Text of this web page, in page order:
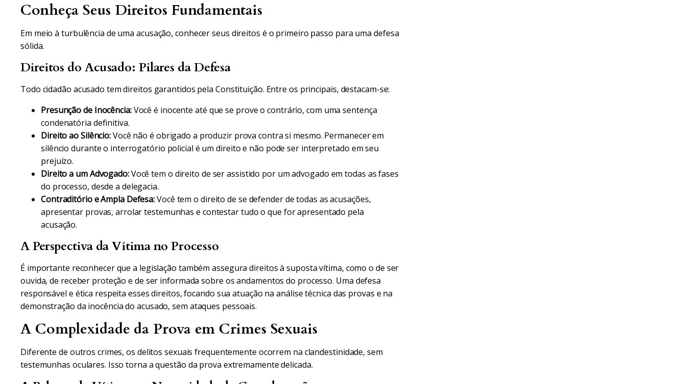
Conheça Seus Direitos Fundamentais
Em meio à turbulência de uma acusação, conhecer seus direitos é o primeiro passo para uma defesa
sólida.
Direitos do Acusado: Pilares da Defesa
Todo cidadão acusado tem direitos garantidos pela Constituição. Entre os principais, destacam-se:
Presunção de Inocência:Você é inocente até que se prove o contrário, com uma sentença
condenatória definitiva.
Direito ao Silêncio:Você não é obrigado a produzir prova contra si mesmo. Permanecer em
silêncio durante o interrogatório policial é um direito e não pode ser interpretado em seu
prejuízo.
Direito a um Advogado:Você tem o direito de ser assistido por um advogado em todas as fases
do processo, desde a delegacia.
Contraditório e Ampla Defesa:Você tem o direito de se defender de todas as acusações,
apresentar provas, arrolar testemunhas e contestar tudo o que for apresentado pela
acusação.
A Perspectiva da Vítima no Processo
É importante reconhecer que a legislação também assegura direitos à suposta vítima, como o de ser
ouvida, de receber proteção e de ser informada sobre os andamentos do processo. Uma defesa
responsável e ética respeita esses direitos, focando sua atuação na análise técnica das provas e na
demonstração da inocência do acusado, sem ataques pessoais.
A Complexidade da Prova em Crimes Sexuais
Diferente de outros crimes, os delitos sexuais frequentemente ocorrem na clandestinidade, sem
testemunhas oculares. Isso torna a questão da prova extremamente delicada.